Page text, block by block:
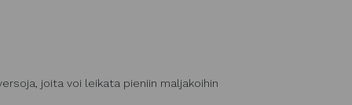
joita voi leikata pieniin maljakoihin